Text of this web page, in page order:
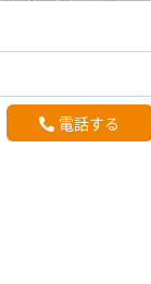
電話する